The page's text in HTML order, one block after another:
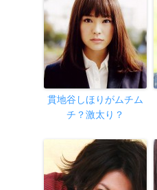
貫地谷しほりがムチム
チ？激太り？